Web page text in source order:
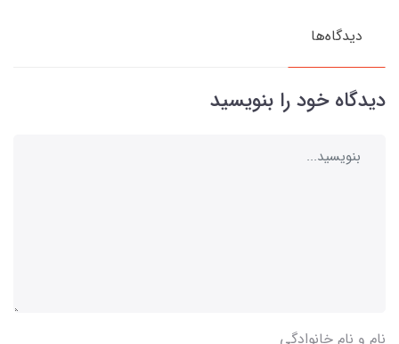
دیدگاه‌ها
دیدگاه خود را بنویسید
نام و نام خانوادگی